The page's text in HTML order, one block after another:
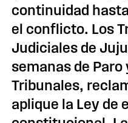
continuidad
el conflicto. Los
Judiciales de
semanas de Paro
Tribunales,
aplique la Ley de